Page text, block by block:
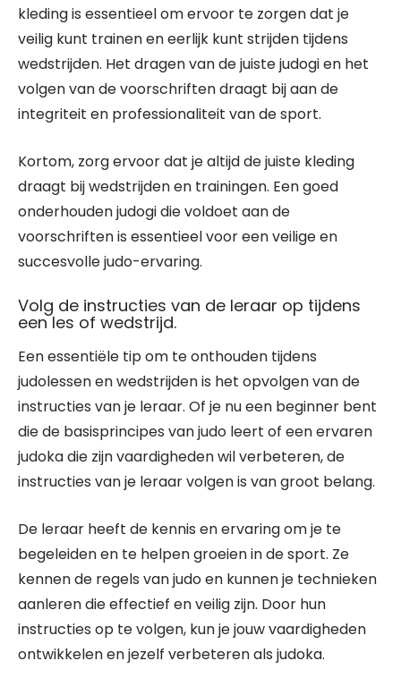
kleding is essentieel om ervoor te zorgen dat je
veilig kunt trainen en eerlijk kunt strijden tijdens
wedstrijden. Het dragen van de juiste judogi en het
volgen van de voorschriften draagt bij aan de
integriteit en professionaliteit van de sport.
Kortom, zorg ervoor dat je altijd de juiste kleding
draagt bij wedstrijden en trainingen. Een goed
onderhouden judogi die voldoet aan de
voorschriften is essentieel voor een veilige en
succesvolle judo-ervaring.
Volg de instructies van de leraar op tijdens
een les of wedstrijd.
Een essentiële tip om te onthouden tijdens
judolessen en wedstrijden is het opvolgen van de
instructies van je leraar. Of je nu een beginner bent
die de basisprincipes van judo leert of een ervaren
judoka die zijn vaardigheden wil verbeteren, de
instructies van je leraar volgen is van groot belang.
De leraar heeft de kennis en ervaring om je te
begeleiden en te helpen groeien in de sport. Ze
kennen de regels van judo en kunnen je technieken
aanleren die effectief en veilig zijn. Door hun
instructies op te volgen, kun je jouw vaardigheden
ontwikkelen en jezelf verbeteren als judoka.